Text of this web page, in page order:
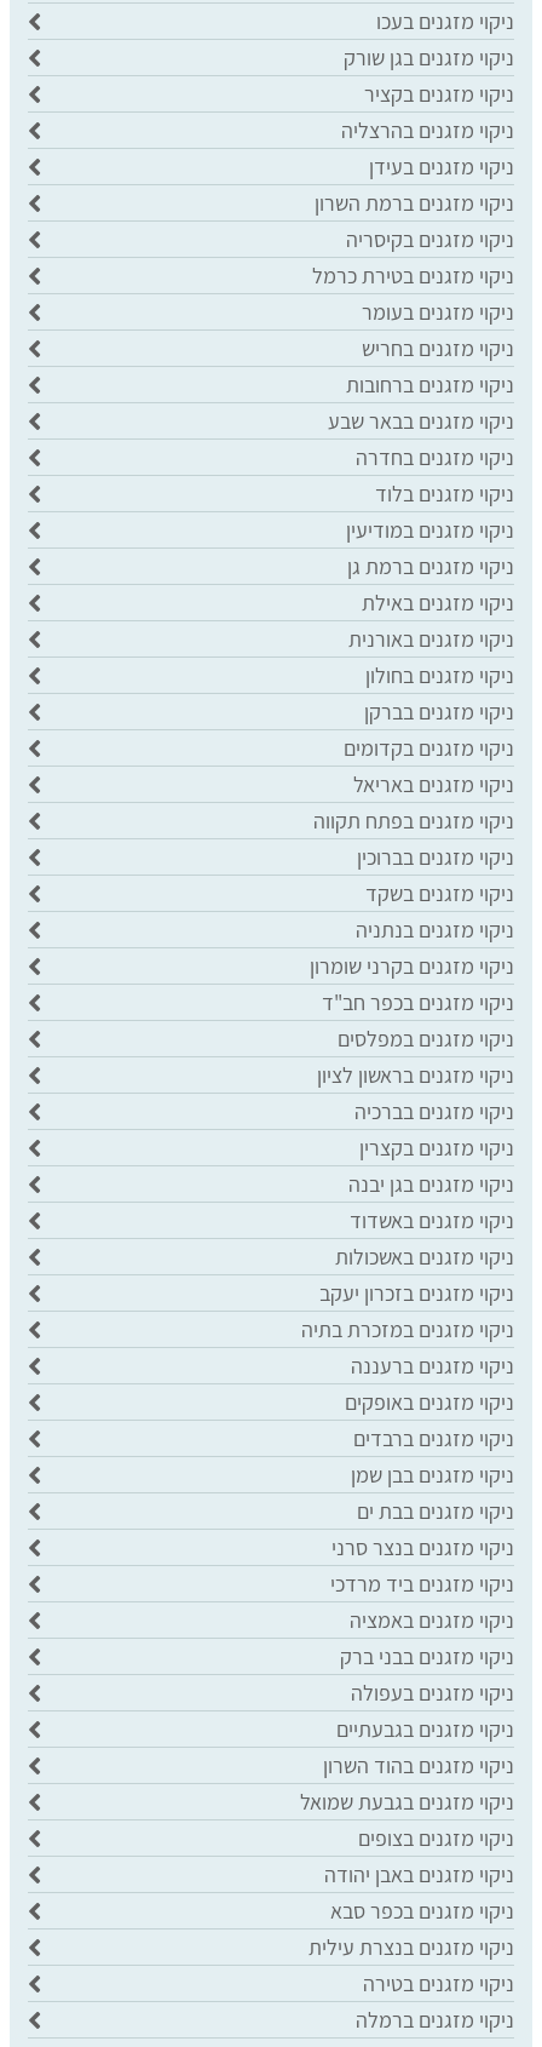
ניקוי מזגנים בעכו
ניקוי מזגנים בגן שורק
ניקוי מזגנים בקציר
ניקוי מזגנים בהרצליה
ניקוי מזגנים בעידן
ניקוי מזגנים ברמת השרון
ניקוי מזגנים בקיסריה
ניקוי מזגנים בטירת כרמל
ניקוי מזגנים בעומר
ניקוי מזגנים בחריש
ניקוי מזגנים ברחובות
ניקוי מזגנים בבאר שבע
ניקוי מזגנים בחדרה
ניקוי מזגנים בלוד
ניקוי מזגנים במודיעין
ניקוי מזגנים ברמת גן
ניקוי מזגנים באילת
ניקוי מזגנים באורנית
ניקוי מזגנים בחולון
ניקוי מזגנים בברקן
ניקוי מזגנים בקדומים
ניקוי מזגנים באריאל
ניקוי מזגנים בפתח תקווה
ניקוי מזגנים בברוכין
ניקוי מזגנים בשקד
ניקוי מזגנים בנתניה
ניקוי מזגנים בקרני שומרון
ניקוי מזגנים בכפר חב"ד
ניקוי מזגנים במפלסים
ניקוי מזגנים בראשון לציון
ניקוי מזגנים בברכיה
ניקוי מזגנים בקצרין
ניקוי מזגנים בגן יבנה
ניקוי מזגנים באשדוד
ניקוי מזגנים באשכולות
ניקוי מזגנים בזכרון יעקב
ניקוי מזגנים במזכרת בתיה
ניקוי מזגנים ברעננה
ניקוי מזגנים באופקים
ניקוי מזגנים ברבדים
ניקוי מזגנים בבן שמן
ניקוי מזגנים בבת ים
ניקוי מזגנים בנצר סרני
ניקוי מזגנים ביד מרדכי
ניקוי מזגנים באמציה
ניקוי מזגנים בבני ברק
ניקוי מזגנים בעפולה
ניקוי מזגנים בגבעתיים
ניקוי מזגנים בהוד השרון
ניקוי מזגנים בגבעת שמואל
ניקוי מזגנים בצופים
ניקוי מזגנים באבן יהודה
ניקוי מזגנים בכפר סבא
ניקוי מזגנים בנצרת עילית
ניקוי מזגנים בטירה
ניקוי מזגנים ברמלה